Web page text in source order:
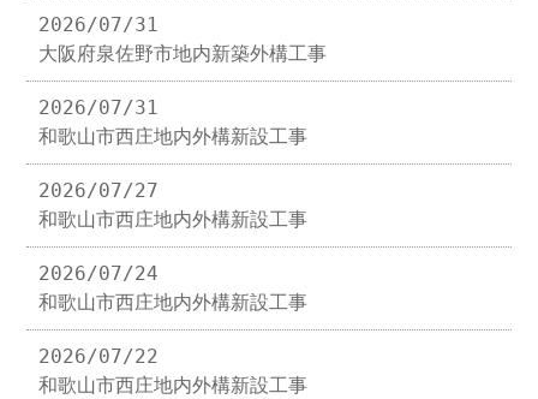
2026/07/31
大阪府泉佐野市地内新築外構工事
2026/07/31
和歌山市西庄地内外構新設工事
2026/07/27
和歌山市西庄地内外構新設工事
2026/07/24
和歌山市西庄地内外構新設工事
2026/07/22
和歌山市西庄地内外構新設工事